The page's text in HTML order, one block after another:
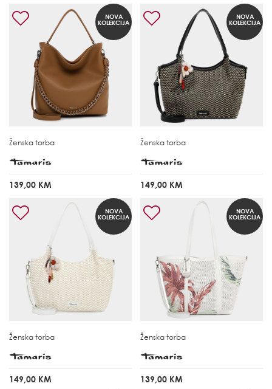
NOVA
KOLEKCIJA
Ženska torba
139,00 KM
NOVA
KOLEKCIJA
Ženska torba
149,00 KM
NOVA
KOLEKCIJA
Ženska torba
149,00 KM
NOVA
KOLEKCIJA
Ženska torba
139,00 KM